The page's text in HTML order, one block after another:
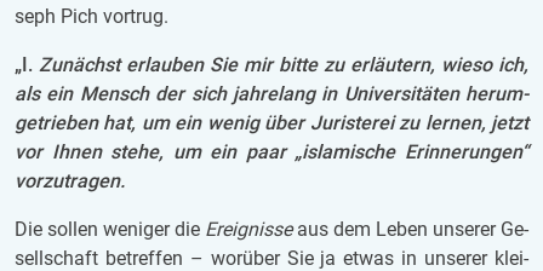
seph Pich vor­trug.
„I. Zu­nächst er­lau­ben Sie mir bitte zu er­läu­tern, wieso ich,
als ein Mensch der sich jah­re­lang in Uni­ver­si­tä­ten her­um­
ge­trie­ben hat, um ein wenig über Ju­ris­te­rei zu ler­nen, jetzt
vor Ihnen stehe, um ein paar „is­la­mi­sche Er­in­ne­run­gen“
vor­zu­tra­gen.
Die sol­len we­ni­ger die Er­eig­nis­seaus dem Leben un­se­rer Ge­
sell­schaft be­tref­fen – wor­über Sie ja etwas in un­se­rer klei­